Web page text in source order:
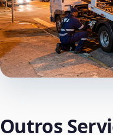
Outros